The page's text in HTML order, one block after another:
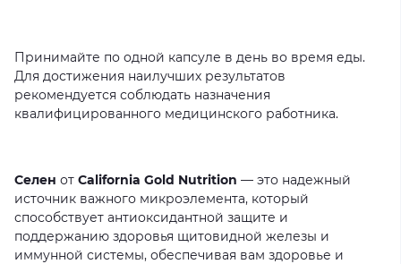
Принимайте по одной капсуле в день во время еды.
Для достижения наилучших результатов
рекомендуется соблюдать назначения
квалифицированного медицинского работника.
Селен от California Gold Nutrition — это надежный
источник важного микроэлемента, который
способствует антиоксидантной защите и
поддержанию здоровья щитовидной железы и
иммунной системы, обеспечивая вам здоровье и